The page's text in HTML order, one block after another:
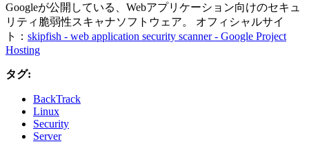
Googleが公開している、Webアプリケーション向けのセキュ
リティ脆弱性スキャナソフトウェア。 オフィシャルサイ
ト： skipfish - web application security scanner - Google Project
Hosting
タグ:
BackTrack
Linux
Security
Server